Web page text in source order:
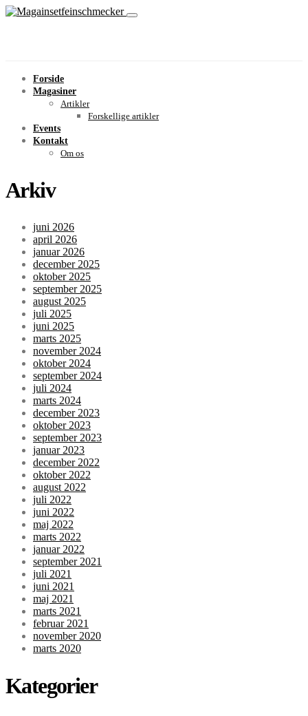
Forside
Magasiner
Artikler
Forskellige artikler
Events
Kontakt
Om os
Arkiv
juni 2026
april 2026
januar 2026
december 2025
oktober 2025
september 2025
august 2025
juli 2025
juni 2025
marts 2025
november 2024
oktober 2024
september 2024
juli 2024
marts 2024
december 2023
oktober 2023
september 2023
januar 2023
december 2022
oktober 2022
august 2022
juli 2022
juni 2022
maj 2022
marts 2022
januar 2022
september 2021
juli 2021
juni 2021
maj 2021
marts 2021
februar 2021
november 2020
marts 2020
Kategorier